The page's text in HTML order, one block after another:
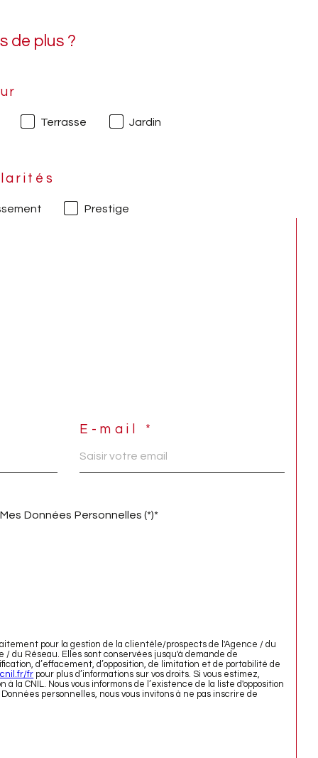
de plus ?
Terrasse Jardin
Prestige
E-mail *
Données Personnelles (*)*
pour la gestion de la clientèle/prospects de l'Agence / du
du Réseau. Elles sont conservées jusqu'à demande de
d’effacement, d’opposition, de limitation et de portabilité de
fr pour plus d’informations sur vos droits. Si vous estimez,
CNIL. Nous vous informons de l’existence de la liste d'opposition
personnelles, nous vous invitons à ne pas inscrire de